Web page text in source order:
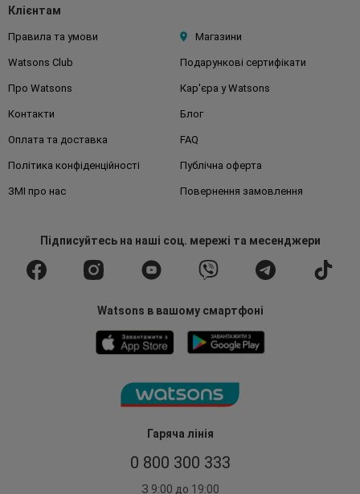
Гаряча лінія
0 800 300 333
З 9:00 до 19:00
Клієнтам
Правила та умови Магазини
Watsons Club Подарункові сертифікати
Про Watsons Кар'єра у Watsons
Контакти Блог
Оплата та доставка FAQ
Політика конфіденційності Публічна оферта
ЗМІ про нас Повернення замовлення
Підписуйтесьна наші соц. мережі та месенджери
Watsons в вашому смартфоні